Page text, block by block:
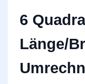
6
Länge/